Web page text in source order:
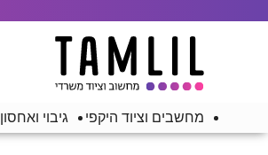
מחשבים וציוד היקפי גיבוי ואחסון